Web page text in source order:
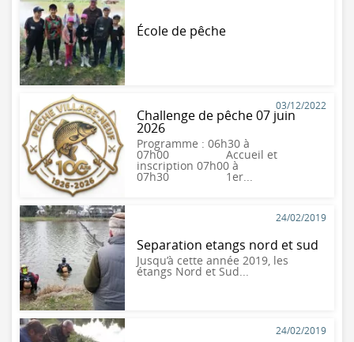
École de pêche
03/12/2022
Challenge de pêche 07 juin
2026
Programme : 06h30 à
07h00 Accueil et
inscription 07h00 à
07h30 1er...
24/02/2019
Separation etangs nord et sud
Jusqu’à cette année 2019, les
étangs Nord et Sud...
24/02/2019